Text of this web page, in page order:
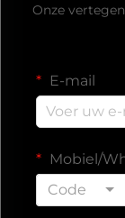
Onze
E-mail
Mobiel/
Code